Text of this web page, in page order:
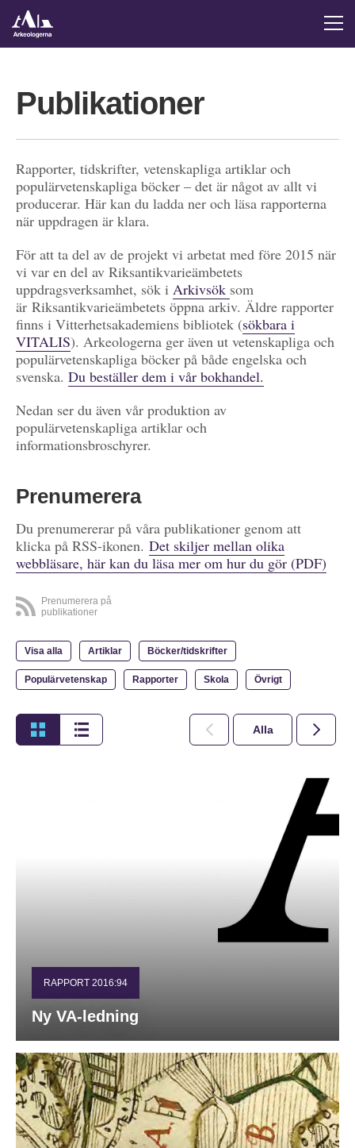
Publikationer
Rapporter, tidskrifter, vetenskapliga artiklar och
populärvetenskapliga böcker – det är något av allt vi
producerar. Här kan du ladda ner och läsa rapporterna
när uppdragen är klara.
För att ta del av de projekt vi arbetat med före 2015 när
vi var en del av Riksantikvarieämbetets
uppdragsverksamhet, sök i Arkivsök som
är Riksantikvarieämbetets öppna arkiv. Äldre rapporter
finns i Vitterhetsakademiens bibliotek (sökbara i
VITALIS). Arkeologerna ger även ut vetenskapliga och
populärvetenskapliga böcker på både engelska och
svenska. Du beställer dem i vår bokhandel.
Nedan ser du även vår produktion av
populärvetenskapliga artiklar och
informationsbroschyrer.
Prenumerera
Du prenumererar på våra publikationer genom att
klicka på RSS-ikonen. Det skiljer mellan olika
webbläsare, här kan du läsa mer om hur du gör (PDF)
Prenumerera på
publikationer
Visa alla Artiklar Böcker/tidskrifter
Populärvetenskap Rapporter Skola Övrigt
Alla 2026
RAPPORT 2016:94
Ny VA-ledning